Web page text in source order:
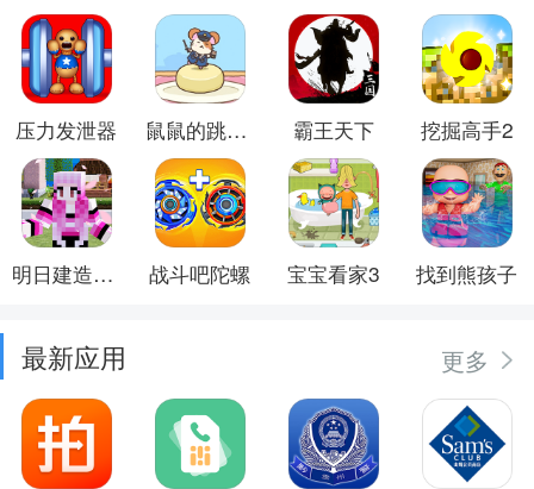
压力发泄器 鼠鼠的跳跃冒险 霸王天下 挖掘高手2
明日建造大师 战斗吧陀螺 宝宝看家3 找到熊孩子
最新应用 更多